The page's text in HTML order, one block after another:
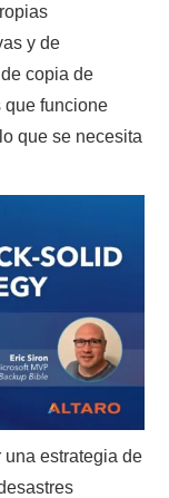
y de
copia de
que funcione
que se necesita
una estrategia de